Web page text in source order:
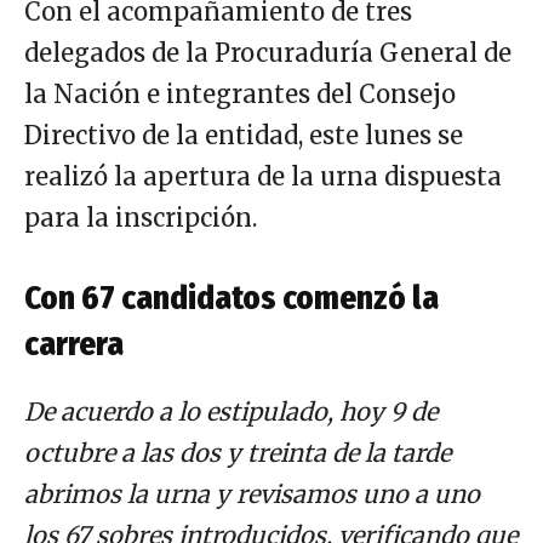
Con el acompañamiento de tres
delegados de la Procuraduría General de
la Nación e integrantes del Consejo
Directivo de la entidad, este lunes se
realizó la apertura de la urna dispuesta
para la inscripción.
Con 67 candidatos comenzó la
carrera
De acuerdo a lo estipulado, hoy 9 de
octubre a las dos y treinta de la tarde
abrimos la urna y revisamos uno a uno
los 67 sobres introducidos, verificando que